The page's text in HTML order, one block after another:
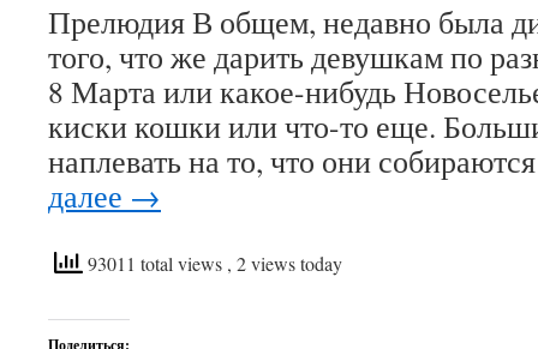
Прелюдия В общем, недавно была
того, что же дарить девушкам по
8 Марта или какое-нибудь
киски кошки или что-то еще.
наплевать на то, что они
далее →
93011 total views , 2 views today
Поделиться: